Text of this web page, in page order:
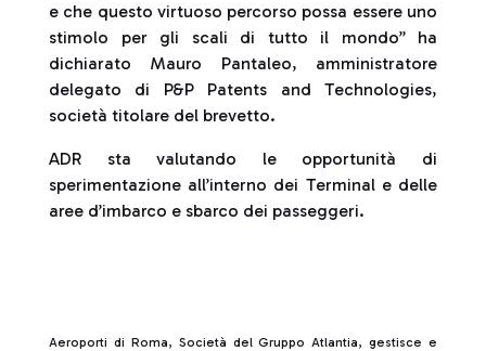
e che questo virtuoso percorso possa essere uno
stimolo per gli scali di tutto il mondo” ha
dichiarato Mauro Pantaleo, amministratore
delegato di P&P Patents and Technologies,
società titolare del brevetto.
ADR sta valutando le opportunità di
sperimentazione all’interno dei Terminal e delle
aree d’imbarco e sbarco dei passeggeri.
Aeroporti di Roma, Società del Gruppo Atlantia, gestisce e